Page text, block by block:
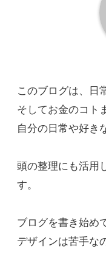
このブログは、日
そしてお金のコト
自分の日常や好き
頭の整理にも活用
す。
ブログを書き始め
デザインは苦手な